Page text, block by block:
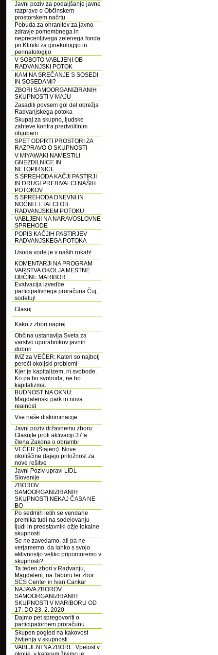
Javni poziv za podaljšanje javne
razprave o Občinskem
prostorskem načrtu
Pobuda za ohranitev za javno
zdravje pomembnega in
neprecenljivega zelenega fonda
pri Kliniki za ginekologijo in
perinatologijo
V SOBOTO VABLJENI OB
RADVANJSKI POTOK
KAM NA SREČANJE S SOSEDI
IN SOSEDAMI?
ZBORI SAMOORGANIZIRANIH
SKUPNOSTI V MAJU
Zasadili povsem gol del obrežja
Radvanjskega potoka
Skupaj za skupno, ljudske
zahteve kontra predvolilnim
objubam
SPET ODPRTI PROSTORI ZA
RAZPRAVO O SKUPNOSTI
V MIYAWAKI NAMESTILI
GNEZDILNICE IN
NETOPIRNICE
S SPREHODA KAČJI PASTIRJI
IN DRUGI PREBIVALCI NAŠIH
POTOKOV
S SPREHODA DNEVNI IN
NOČNI LETALCI OB
RADVANJSKEM POTOKU
VABLJENI NA NARAVOSLOVNE
SPREHODE
POPIS KAČJIH PASTIRJEV
RADVANJSKEGA POTOKA
Usoda vode je v naših rokah!
KOMENTARJI NA PROGRAM
VARSTVA OKOLJA MESTNE
OBČINE MARIBOR
Evalvacija izvedbe
participativnega proračuna Čuj,
sodeluj!
Glasuj
Kako z zbori naprej
Občina ustanavlja Sveta za
varstvo uporabnikov javnih
dobrin
IMZ za VEČER: Kateri so najbolj
pereči okoljski problemi
Kjer je kapitalizem, ni svobode.
Ko pa bo svoboda, ne bo
kapitalizma.
BUDNOST NA OKNU:
Magdalenski park in nova
realnost
Vse naše diskriminacije
Javni poziv državnemu zboru:
Glasujte proti aktivaciji 37.a
člena Zakona o obrambi
VEČER (Štajerc): Nove
okoliščine dajejo priložnost za
nove rešitve
Javni Poziv upravi LIDL
Slovenije
ZBOROV
SAMOORGANIZIRANIH
SKUPNOSTI NEKAJ ČASA NE
BO
Po sedmih letih se vendarle
premika tudi na sodelovanju
ljudi in predstavniki ožje lokalne
skupnosti
Se ne zavedamo, ali pa ne
verjamemo, da lahko s svojo
aktivnostjo veliko pripomoremo v
skupnosti?
Ta teden zbori v Radvanju,
Magdaleni, na Taboru ter zbor
SČS Center in Ivan Cankar
NAJAVA ZBOROV
SAMOORGANIZIRANIH
SKUPNOSTI V MARIBORU OD
17. DO 23. 2. 2020
Dajmo pet spregovoriti o
participatornem proračunu
Skupen pogled na kakovost
življenja v skupnosti
VABLJENI NA ZBORE: Vpetost v